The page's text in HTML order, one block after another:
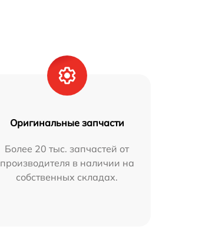
Оригинальные запчасти
Более 20 тыс. запчастей от
производителя в наличии на
собственных складах.